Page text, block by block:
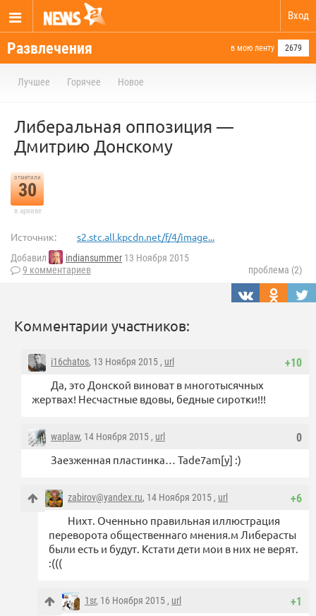
Вход
Развлечения в мою ленту 2679
Лучшее Горячее Новое
Либеральная оппозиция —
Дмитрию Донскому
отметили
30
в архиве
Источник: s2.stc.all.kpcdn.net/f/4/image...
Добавил indiansummer 13 Ноября 2015
9 комментариев
проблема (2)
Комментарии участников:
+10
i16chatos, 13 Ноября 2015 , url
Да, это Донской виноват в многотысячных
жертвах! Несчастные вдовы, бедные сиротки!!!
0
waplaw, 14 Ноября 2015 , url
Заезженная пластинка… Tade7am[у] :)
+6
zabirov@yandex.ru, 14 Ноября 2015 , url
Нихт. Оченньно правильная иллюстрация
переворота общественнаго мнения.м Либерасты
были есть и будут. Кстати дети мои в них не верят.
:(((
+1
1sr, 16 Ноября 2015 , url